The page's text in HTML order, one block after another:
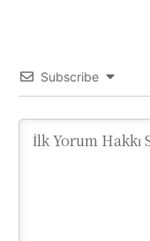
Subscribe